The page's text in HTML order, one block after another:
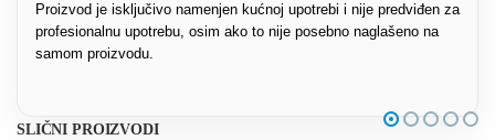
Proizvod je isključivo namenjen kućnoj upotrebi i nije predviđen za
profesionalnu upotrebu, osim ako to nije posebno naglašeno na
samom proizvodu.
SLIČNI PROIZVODI